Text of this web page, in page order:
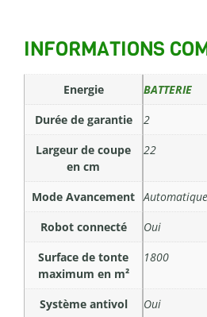
INFORMATIONS
Energie
BATTERIE
Durée de garantie
2
Largeur de coupe
en cm
22
Mode Avancement Automatique
Robot connecté
Oui
Surface de tonte
maximum en m²
1800
Système antivol
Oui